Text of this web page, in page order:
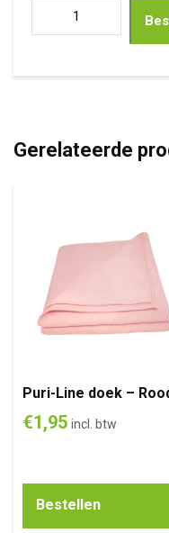
Gerelateerde
Puri-Line doek –
€1,95 incl. btw
Bestellen